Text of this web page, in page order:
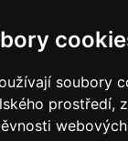
soubory
prostředí,
(více informací
ID datové